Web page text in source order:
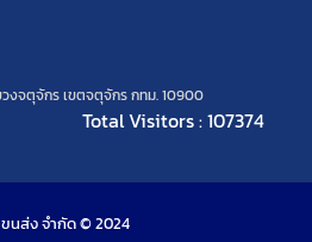
งจตุจักร เขตจตุจักร กทม. 10900
Total Visitors : 107374
นส่ง จำกัด © 2024